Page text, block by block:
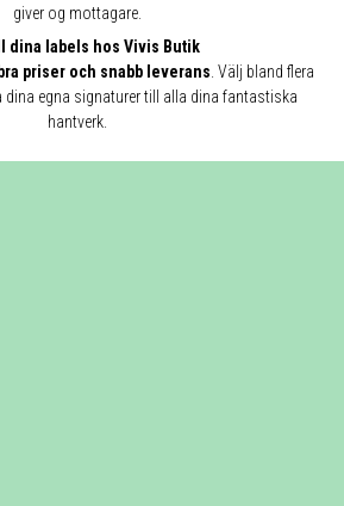
giver og mottagare.
dina labels hos Vivis Butik
bra priser och snabb leverans . Välj bland flera
dina egna signaturer till alla dina fantastiska
hantverk.